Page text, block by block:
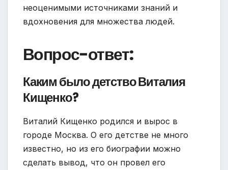
неоценимыми источниками знаний и
вдохновения для множества людей.
Вопрос-ответ:
Каким было детство Виталия
Кищенко?
Виталий Кищенко родился и вырос в
городе Москва. О его детстве не много
известно, но из его биографии можно
сделать вывод, что он провел его